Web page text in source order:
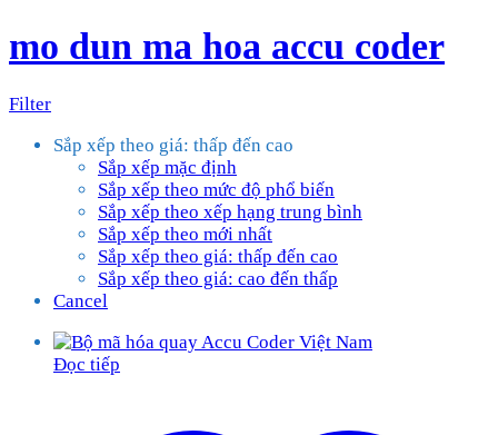
mo dun ma hoa accu coder
Filter
Sắp xếp theo giá: thấp đến cao
Sắp xếp mặc định
Sắp xếp theo mức độ phổ biến
Sắp xếp theo xếp hạng trung bình
Sắp xếp theo mới nhất
Sắp xếp theo giá: thấp đến cao
Sắp xếp theo giá: cao đến thấp
Cancel
Đọc tiếp